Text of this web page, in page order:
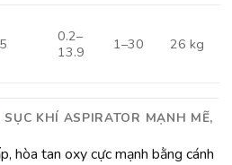
0.2–
13.9
1–30 26 kg
SỤC KHÍ ASPIRATOR MẠNH MẼ,
hòa tan oxy cực mạnh bằng cánh